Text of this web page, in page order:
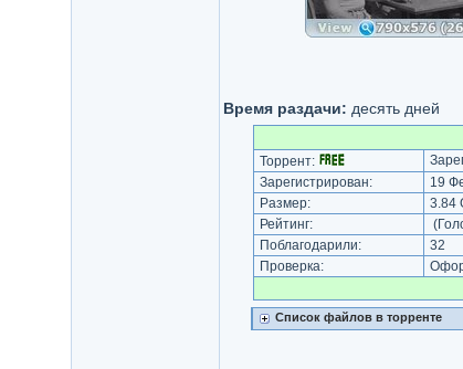
Время раздачи: десять дней
Торрент:
Зарегистрирован:
19
Размер:
3.84
Рейтинг:
Поблагодарили:
32
Проверка:
Список файлов в торренте